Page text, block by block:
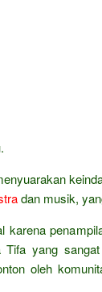
dan musik,
karena
yang
oleh